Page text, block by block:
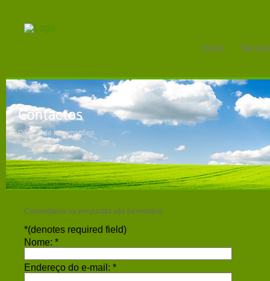
Pedido de Informações
Comentários ou perguntas são benvindos.
*(denotes required field)
Nome: *
Endereço do e-mail: *